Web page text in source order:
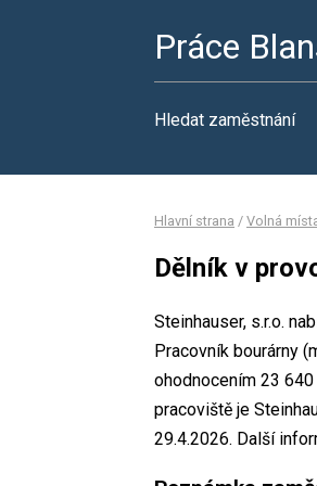
Práce
Hledat zaměstnání
Hlavní strana / Volná
Dělník v
Steinhauser, s.r.o.
Pracovník bourárny
ohodnocením 23
pracoviště je
29.4.2026. Další